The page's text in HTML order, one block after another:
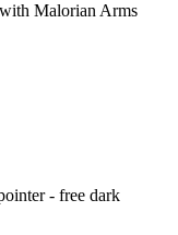
Malorian Arms
- free dark